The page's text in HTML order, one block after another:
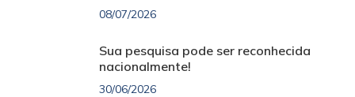
08/07/2026
Sua pesquisa pode ser reconhecida
nacionalmente!
30/06/2026